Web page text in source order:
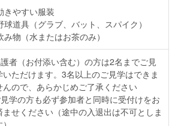
きやすい服装
球道具（グラブ、バット、スパイク）
み物（水またはお茶のみ）
者（お付添い含む）の方は2名までご見
いただけます。3名以上のご見学はできま
んので、あらかじめご了承ください
学の方も必ず参加者と同時に受付けをお
ませください（途中の入退出は不可としま